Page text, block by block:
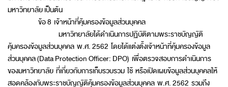
มหาวิทยาลัย เป็นต้น
ข้อ 8 เจ้าหน้าที่คุ้มครองข้อมูลส่วนบุคคล
มหาวิทยาลัยได้ดำเนินการปฏิบัติตามพระราชบัญญัติ
คุ้มครองข้อมูลส่วนบุคคล พ.ศ. 2562 โดยได้แต่งตั้งเจ้าหน้าที่คุ้มครองข้อมูล
ส่วนบุคคล (Data Protection Officer: DPO) เพื่อตรวจสอบการดำเนินการ
ของมหาวิทยาลัย ที่เกี่ยวกับการเก็บรวบรวม ใช้ หรือเปิดเผยข้อมูลส่วนบุคคลให้
สอดคล้องกับพระราชบัญญัติคุ้มครองข้อมูลส่วนบุคคล พ.ศ. 2562 รวมถึง